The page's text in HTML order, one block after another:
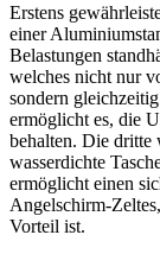
Erstens
einer
Belastungen
welches nicht nur
sondern
ermöglicht es, die
behalten. Die dritte
wasserdichte
ermöglicht einen
Angelschirm-
Vorteil ist.